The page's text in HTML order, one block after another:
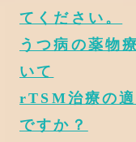
てください。
うつ病の薬物
いて
rTSM治療の
ですか？